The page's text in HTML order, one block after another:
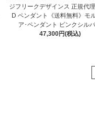
ジフリークデザインス 正規代
D ペンダント《送料無料》モ
ア･ペンダント ピンクシル
47,300円(税込)